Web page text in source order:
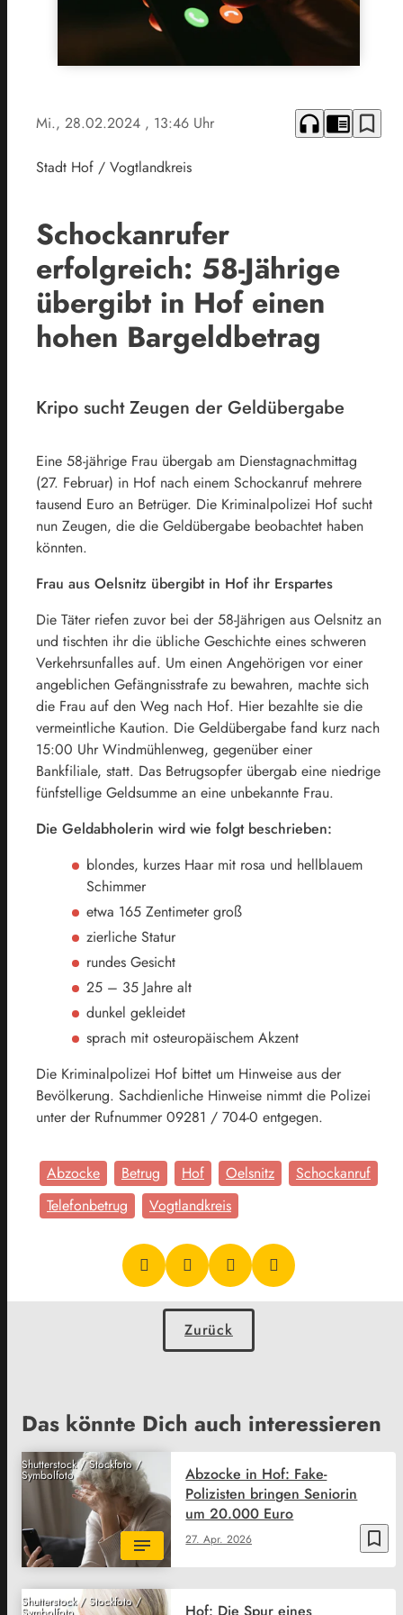
Mi., 28.02.2024 , 13:46 Uhr headphones chrome_reader_mode bookmark_border
Stadt Hof / Vogtlandkreis
Schockanrufer
erfolgreich: 58-Jährige
übergibt in Hof einen
hohen Bargeldbetrag
Kripo sucht Zeugen der Geldübergabe
Eine 58-jährige Frau übergab am Dienstagnachmittag
(27. Februar) in Hof nach einem Schockanruf mehrere
tausend Euro an Betrüger. Die Kriminalpolizei Hof sucht
nun Zeugen, die die Geldübergabe beobachtet haben
könnten.
Frau aus Oelsnitz übergibt in Hof ihr Erspartes
Die Täter riefen zuvor bei der 58-Jährigen aus Oelsnitz an
und tischten ihr die übliche Geschichte eines schweren
Verkehrsunfalles auf. Um einen Angehörigen vor einer
angeblichen Gefängnisstrafe zu bewahren, machte sich
die Frau auf den Weg nach Hof. Hier bezahlte sie die
vermeintliche Kaution. Die Geldübergabe fand kurz nach
15:00 Uhr Windmühlenweg, gegenüber einer
Bankfiliale, statt. Das Betrugsopfer übergab eine niedrige
fünfstellige Geldsumme an eine unbekannte Frau.
Die Geldabholerin wird wie folgt beschrieben:
blondes, kurzes Haar mit rosa und hellblauem
Schimmer
etwa 165 Zentimeter groß
zierliche Statur
rundes Gesicht
25 – 35 Jahre alt
dunkel gekleidet
sprach mit osteuropäischem Akzent
Die Kriminalpolizei Hof bittet um Hinweise aus der
Bevölkerung. Sachdienliche Hinweise nimmt die Polizei
unter der Rufnummer 09281 / 704-0 entgegen.
Abzocke Betrug Hof Oelsnitz
Schockanruf
Telefonbetrug
Vogtlandkreis
Zurück
Das könnte Dich auch interessieren
Shutterstock / Stockfoto /
Symbolfoto
bookmark_border
27. Apr. 2026
Abzocke in Hof: Fake-
Polizisten bringen Seniorin
um 20.000 Euro
Shutterstock / Stockfoto /
Hof: Die Spur eines